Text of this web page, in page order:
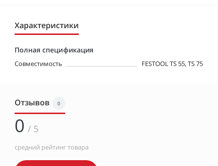
Характеристики
Полная спецификация
Совместимость FESTOOL TS 55, TS 75
Отзывов 0
0 / 5
средний рейтинг товара